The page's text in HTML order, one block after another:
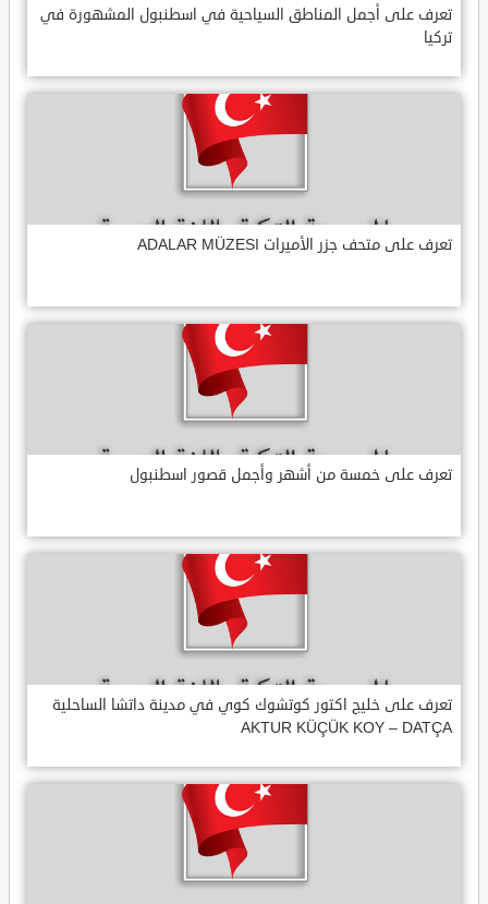
تعرف على أجمل المناطق السياحية في اسطنبول المشهورة في
تركيا
تعرف على متحف جزر الأميرات ADALAR MÜZESI
تعرف على خمسة من أشهر وأجمل قصور اسطنبول
تعرف على خليج اكتور كوتشوك كوي في مدينة داتشا الساحلية
AKTUR KÜÇÜK KOY – DATÇA